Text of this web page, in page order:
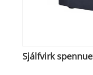
Sjálfvirk